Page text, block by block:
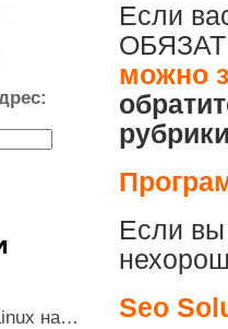
Если
можно
Если вы
Seo
на…